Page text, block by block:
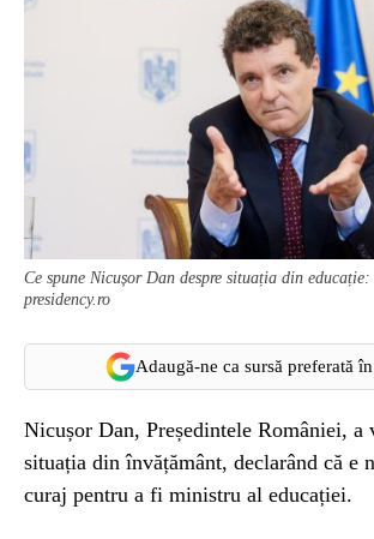
Ce spune Nicușor Dan despre situația din
presidency.ro
Adaugă-ne ca sursă preferată
Nicușor Dan, Președintele României, a
situația din învățământ, declarând că e
curaj pentru a fi ministru al educației.